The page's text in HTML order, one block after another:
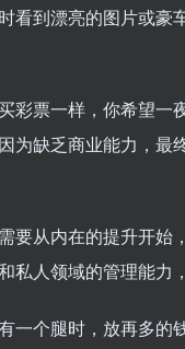
看到漂亮的图片或
彩票一样，你希望
为缺乏商业能力，
要从内在的提升开
人领域的管理能力
一个腿时，放再多